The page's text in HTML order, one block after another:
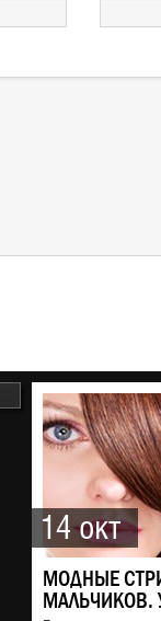
14 окт
МОДНЫЕ
МАЛЬЧИКОВ.